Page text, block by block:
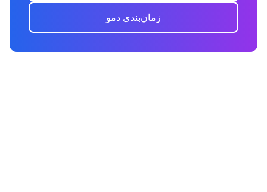
زمان‌بندی دمو